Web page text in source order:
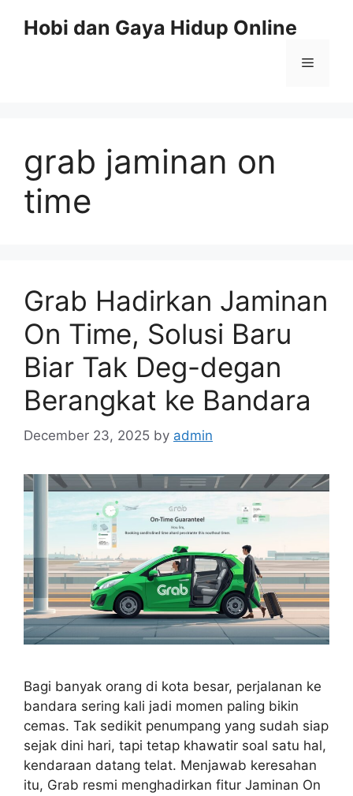
Hobi dan Gaya Hidup Online
Menu
grab jaminan on
time
Grab Hadirkan Jaminan
On Time, Solusi Baru
Biar Tak Deg-degan
Berangkat ke Bandara
December 23, 2025 by admin
Bagi banyak orang di kota besar, perjalanan ke
bandara sering kali jadi momen paling bikin
cemas. Tak sedikit penumpang yang sudah siap
sejak dini hari, tapi tetap khawatir soal satu hal,
kendaraan datang telat. Menjawab keresahan
itu, Grab resmi menghadirkan fitur Jaminan On